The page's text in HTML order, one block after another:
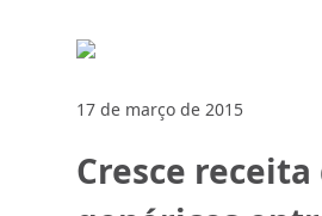
17 de março de 2015
Cresce receita